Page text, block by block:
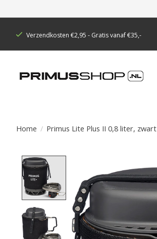
Verzendkosten €2,95 - Gratis vanaf €35,-
Home / Primus Lite Plus II 0,8 liter, zwart